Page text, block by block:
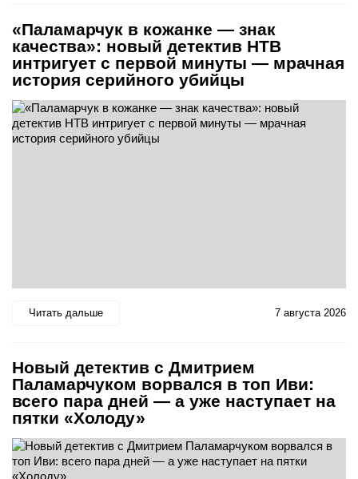
«Паламарчук в кожанке — знак
качества»: новый детектив НТВ
интригует с первой минуты — мрачная
история серийного убийцы
Читать дальше 7 августа 2026
Новый детектив с Дмитрием
Паламарчуком ворвался в топ Иви:
всего пара дней — а уже наступает на
пятки «Холоду»